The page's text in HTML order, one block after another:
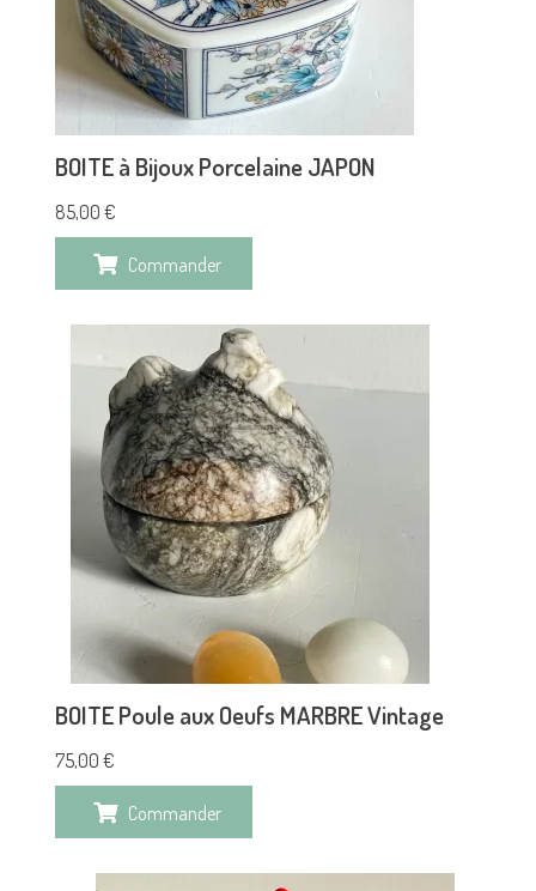
BOITE à Bijoux Porcelaine JAPON
85,00 €
Commander
BOITE Poule aux Oeufs MARBRE Vintage
75,00 €
Commander